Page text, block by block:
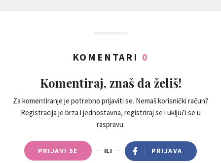
KOMENTARI 0
Komentiraj, znaš da želiš!
Za komentiranje je potrebno prijaviti se. Nemaš korisnički račun?
Registracija je brza i jednostavna, registriraj se i uključi se u
raspravu.
PRIJAVI SE ILI PRIJAVA